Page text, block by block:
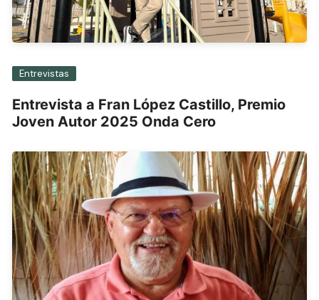
Entrevistas
Entrevista a Fran López Castillo, Premio
Joven Autor 2025 Onda Cero